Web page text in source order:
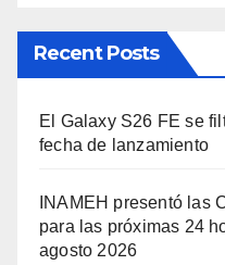
Recent Posts
El Galaxy S26 FE se
fecha de lanzamiento
INAMEH presentó las
para las próximas 24
agosto 2026